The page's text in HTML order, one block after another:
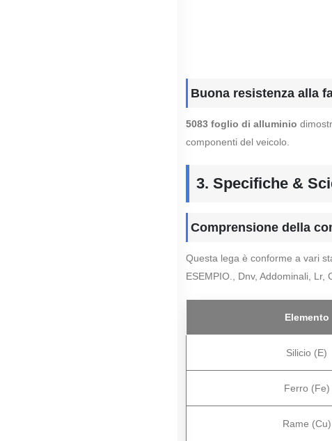
Buona resistenza alla
5083 foglio di alluminio
componenti del veicolo.
3. Specifiche &
Comprensione della
Questa lega è conforme a vari
ESEMPIO., Dnv, Addominali, Lr,
Elemento
Silicio (E)
Ferro (Fe)
Rame (Cu)